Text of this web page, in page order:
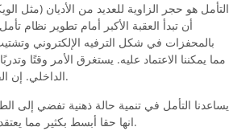
التأمل هو حجر الزاوية للعديد من الأديان (مثل
أن تبدأ العقبة الأكبر أمام تطوير نظام
بالمحفزات في شكل الترفيه الإلكتروني
مما يمكننا الاعتماد عليه. يستغرق الأمر وقتًا
الداخلي. إن الفهم السيء لماهية التأمل يزيد من تعقيد محاولات ممارسته.
يساعدنا التأمل في تنمية حالة ذهنية تفضي إلى
انها حقا أبسط بكثير مما يعتقد معظم المبتدئين. فيما يلي دليل موجز لمساعدتك في البدء.